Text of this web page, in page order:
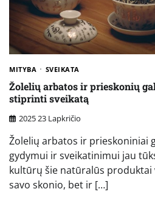
MITYBA SVEIKATA
Žolelių arbatos ir prieskonių
stiprinti sveikatą
2025 23 Lapkričio
Žolelių arbatos ir prieskoniniai
gydymui ir sveikatinimui jau
kultūrų šie natūralūs produktai
savo skonio, bet ir […]